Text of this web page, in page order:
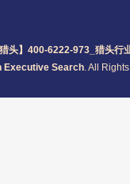
头】400-6222-973_ 猎头行
Executive Search. All